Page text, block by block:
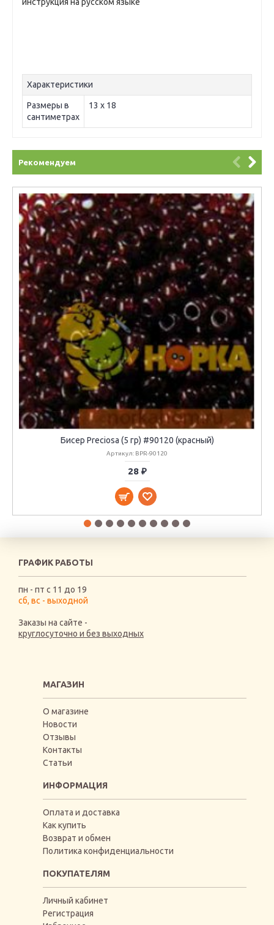
Характеристики
Размеры в
сантиметрах
13 х 18
Рекомендуем
Бисер Preciosa (5 гр) #90120 (красный)
Артикул: BPR-90120
28 ₽
ГРАФИК РАБОТЫ
пн - пт с 11 до 19
сб, вс - выходной
Заказы на сайте -
круглосуточно и без выходных
МАГАЗИН
О магазине
Новости
Отзывы
Контакты
Статьи
ИНФОРМАЦИЯ
Оплата и доставка
Как купить
Возврат и обмен
Политика конфиденциальности
ПОКУПАТЕЛЯМ
Личный кабинет
Регистрация